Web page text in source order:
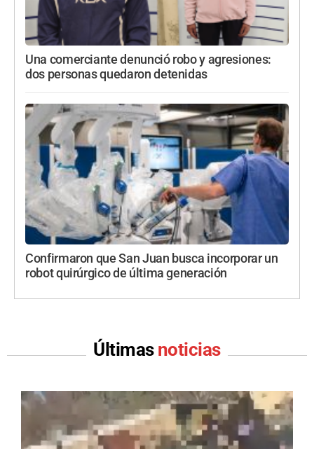
Una comerciante denunció robo y agresiones:
dos personas quedaron detenidas
Confirmaron que San Juan busca incorporar un
robot quirúrgico de última generación
Últimas noticias